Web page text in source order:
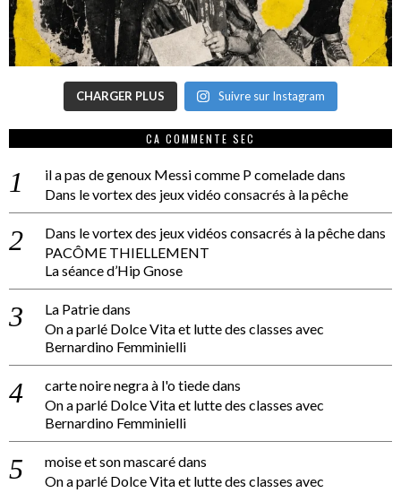
CHARGER PLUS Suivre sur Instagram
CA COMMENTE SEC
il a pas de genoux Messi comme P comeladedans
Dans le vortex des jeux vidéo consacrés à la pêche
Dans le vortex des jeux vidéos consacrés à la pêchedans
PACÔME THIELLEMENT
La séance d’Hip Gnose
La Patriedans
On a parlé Dolce Vita et lutte des classes avec
Bernardino Femminielli
carte noire negra à l'o tiededans
On a parlé Dolce Vita et lutte des classes avec
Bernardino Femminielli
moise et son mascarédans
On a parlé Dolce Vita et lutte des classes avec